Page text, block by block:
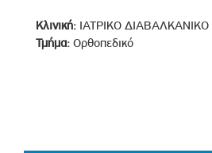
Κλινική: ΙΑΤΡΙΚΟ
Τμήμα: Ορθοπεδικό